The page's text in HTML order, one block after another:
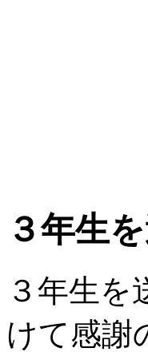
３年生
３年生を
けて感謝